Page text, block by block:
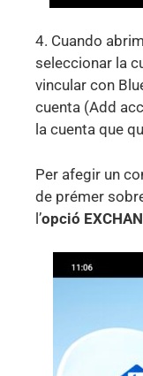
4. Cuando
seleccionar la
vincular con
cuenta (Add
la cuenta que
Per afegir un
de prémer
l’opció